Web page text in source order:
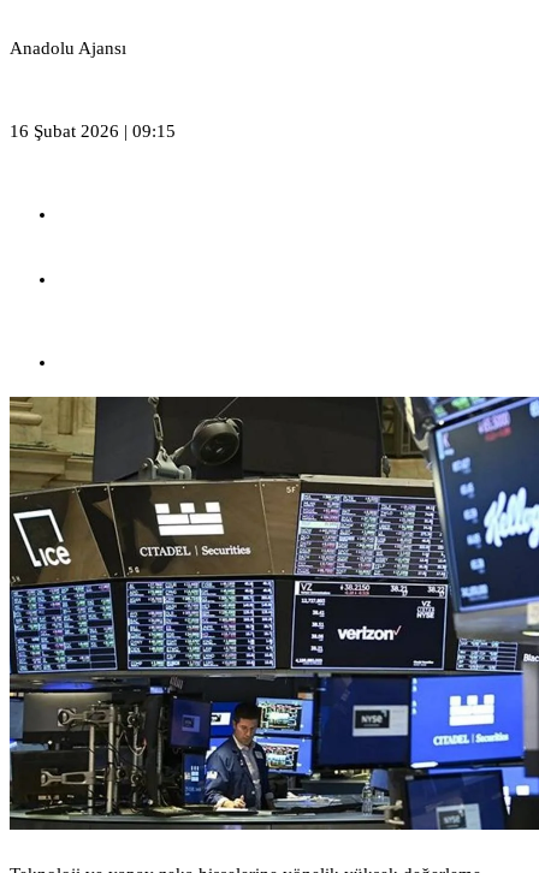
Anadolu Ajansı
16 Şubat 2026 | 09:15